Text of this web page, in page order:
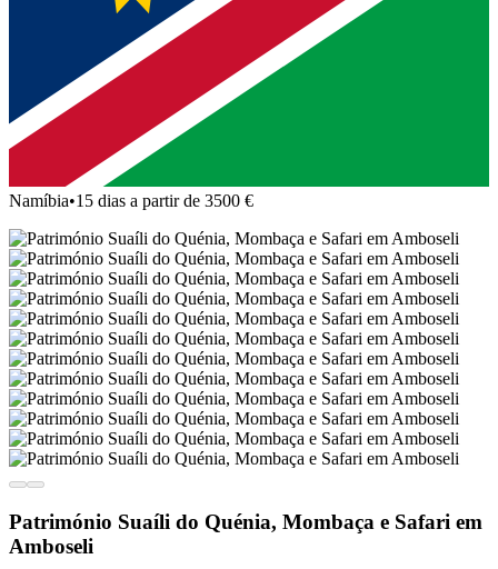
Namíbia•15 dias a partir de 3500 €
Património Suaíli do Quénia, Mombaça e Safari em
Amboseli